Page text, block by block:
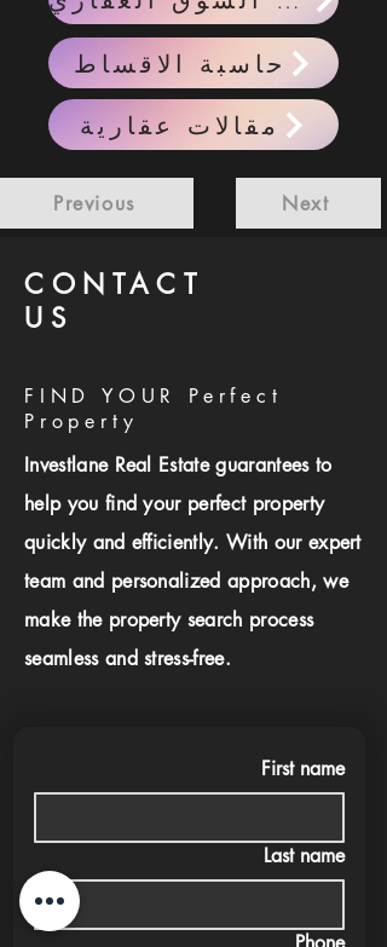
حاسبة الاقساط
مقالات عقارية
Previous Next
CONTACT
US
FIND YOUR Perfect
Property
Investlane Real Estate guarantees to
help you find your perfect property
quickly and efficiently. With our expert
team and personalized approach, we
make the property search process
seamless and stress-free.
First name
Last name